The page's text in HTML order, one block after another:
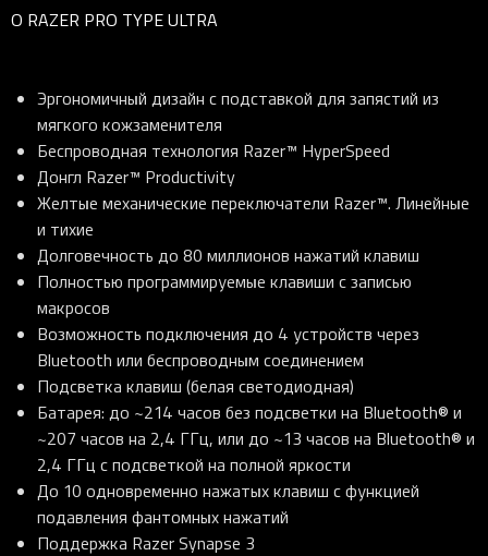
О RAZER PRO TYPE ULTRA
Эргономичный дизайн с подставкой для запястий из
мягкого кожзаменителя
Беспроводная технология Razer™ HyperSpeed
Донгл Razer™ Productivity
Желтые механические переключатели Razer™. Линейные
и тихие
Долговечность до 80 миллионов нажатий клавиш
Полностью программируемые клавиши с записью
макросов
Возможность подключения до 4 устройств через
Bluetooth или беспроводным соединением
Подсветка клавиш (белая светодиодная)
Батарея: до ~214 часов без подсветки на Bluetooth® и
~207 часов на 2,4 ГГц, или до ~13 часов на Bluetooth® и
2,4 ГГц с подсветкой на полной яркости
До 10 одновременно нажатых клавиш с функцией
подавления фантомных нажатий
Поддержка Razer Synapse 3